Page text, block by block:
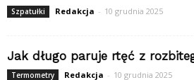
Szpatułki Redakcja - 10 grudnia 2025
Jak długo paruje rtęć z
Termometry Redakcja - 10 grudnia 2025